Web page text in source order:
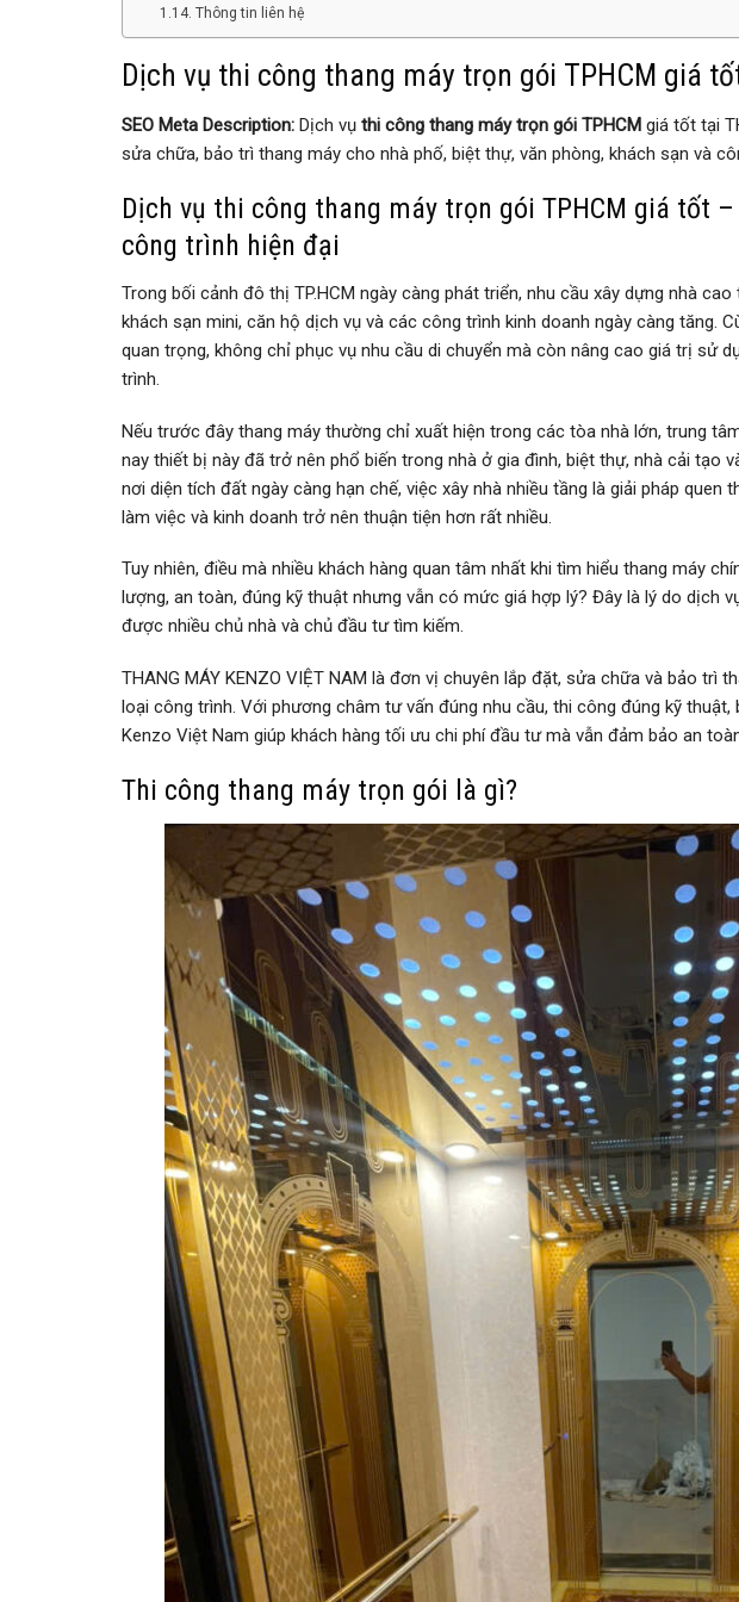
Thông tin liên hệ
Dịch vụ thi công thang máy trọn gói TPHCM giá
SEO Meta Description: Dịch vụ thi công thang máy trọn gói TPHCM giá tốt tại
sửa chữa, bảo trì thang máy cho nhà phố, biệt thự, văn phòng, khách sạn và
Dịch vụ thi công thang máy trọn gói TPHCM giá tốt
công trình hiện đại
Trong bối cảnh đô thị TP.HCM ngày càng phát triển, nhu cầu xây dựng nhà
khách sạn mini, căn hộ dịch vụ và các công trình kinh doanh ngày càng tăng.
quan trọng, không chỉ phục vụ nhu cầu di chuyển mà còn nâng cao giá trị sử
trình.
Nếu trước đây thang máy thường chỉ xuất hiện trong các tòa nhà lớn, trung
nay thiết bị này đã trở nên phổ biến trong nhà ở gia đình, biệt thự, nhà cải tạo
nơi diện tích đất ngày càng hạn chế, việc xây nhà nhiều tầng là giải pháp quen
làm việc và kinh doanh trở nên thuận tiện hơn rất nhiều.
Tuy nhiên, điều mà nhiều khách hàng quan tâm nhất khi tìm hiểu thang máy
lượng, an toàn, đúng kỹ thuật nhưng vẫn có mức giá hợp lý? Đây là lý do dịch
được nhiều chủ nhà và chủ đầu tư tìm kiếm.
THANG MÁY KENZO VIỆT NAM là đơn vị chuyên lắp đặt, sửa chữa và bảo trì
loại công trình. Với phương châm tư vấn đúng nhu cầu, thi công đúng kỹ
Kenzo Việt Nam giúp khách hàng tối ưu chi phí đầu tư mà vẫn đảm bảo an
Thi công thang máy trọn gói là gì?